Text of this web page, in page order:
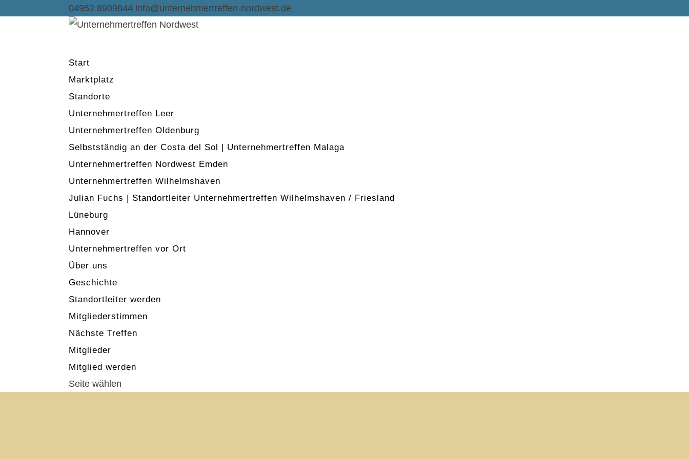
04952 8909844 info@unternehmertreffen-nordwest.de
Start
Marktplatz
Standorte
Unternehmertreffen Leer
Unternehmertreffen Oldenburg
Selbstständig an der Costa del Sol | Unternehmertreffen Malaga
Unternehmertreffen Nordwest Emden
Unternehmertreffen Wilhelmshaven
Julian Fuchs | Standortleiter Unternehmertreffen Wilhelmshaven / Friesland
Lüneburg
Hannover
Unternehmertreffen vor Ort
Über uns
Geschichte
Standortleiter werden
Mitgliederstimmen
Nächste Treffen
Mitglieder
Mitglied werden
Seite wählen